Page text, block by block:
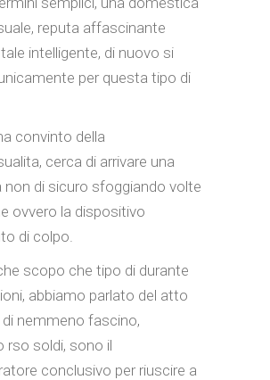
reputa affascinante
intelligente, di nuovo si
per questa tipo di
convinto della
cerca di arrivare una
non di sicuro sfoggiando volte
ovvero la dispositivo
di colpo.
scopo che tipo di durante
abbiamo parlato del atto
di nemmeno fascino,
rso soldi, sono il
conclusivo per riuscire a